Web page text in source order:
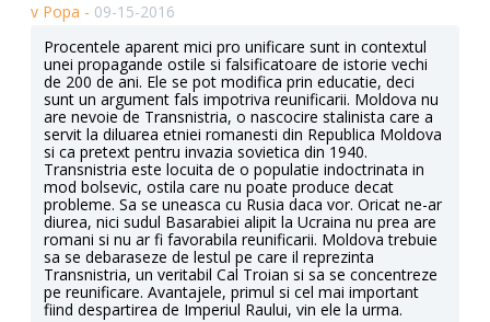
v Popa - 09-15-2016
Procentele aparent mici pro unificare sunt in contextul
unei propagande ostile si falsificatoare de istorie vechi
de 200 de ani. Ele se pot modifica prin educatie, deci
sunt un argument fals impotriva reunificarii. Moldova nu
are nevoie de Transnistria, o nascocire stalinista care a
servit la diluarea etniei romanesti din Republica Moldova
si ca pretext pentru invazia sovietica din 1940.
Transnistria este locuita de o populatie indoctrinata in
mod bolsevic, ostila care nu poate produce decat
probleme. Sa se uneasca cu Rusia daca vor. Oricat ne-ar
diurea, nici sudul Basarabiei alipit la Ucraina nu prea are
romani si nu ar fi favorabila reunificarii. Moldova trebuie
sa se debaraseze de lestul pe care il reprezinta
Transnistria, un veritabil Cal Troian si sa se concentreze
pe reunificare. Avantajele, primul si cel mai important
fiind despartirea de Imperiul Raului, vin ele la urma.